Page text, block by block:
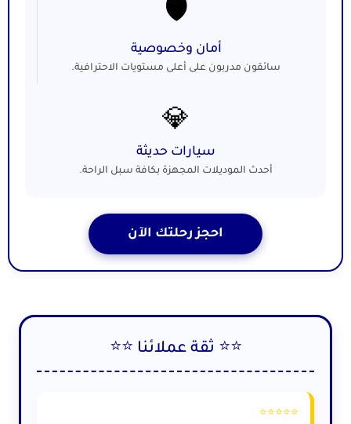
🛡️
أمان وخصوصية
سائقون مدربون على أعلى مستويات الاحترافية.
💎
سيارات حديثة
أحدث الموديلات المجهزة بكافة سبل الراحة.
احجز رحلتك الآن
⭐⭐ ثقة عملائنا ⭐⭐
⭐⭐⭐⭐⭐